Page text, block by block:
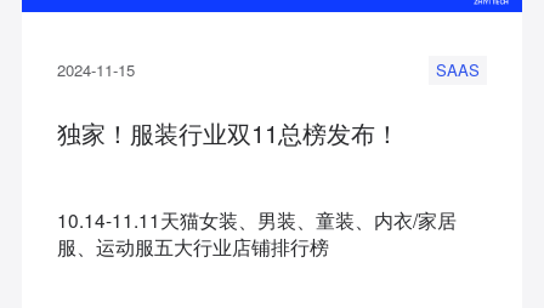
2024-11-15 SAAS
独家！服装行业双11总榜发布！
10.14-11.11天猫女装、男装、童装、内衣/家居
服、运动服五大行业店铺排行榜